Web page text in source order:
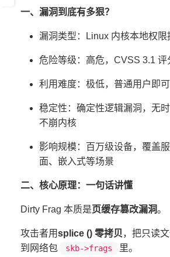
一、漏洞到底有多狠？
漏洞类型：Linux 内核本地权限
危险等级：高危，CVSS 3.1 评
利用难度：极低，普通用户即
稳定性：确定性逻辑漏洞，无
不崩内核
影响规模：百万级设备，覆盖
面、嵌入式等场景
二、核心原理：一句话讲懂
Dirty Frag 本质是页缓存篡改漏洞。
攻击者用splice () 零拷贝 ，把只读
到网络包
skb->frags 里。